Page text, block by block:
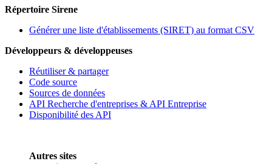
Répertoire Sirene
Générer une liste d'établissements (SIRET) au format CSV
Développeurs & développeuses
Réutiliser & partager
Code source
Sources de données
API Recherche d'entreprises & API Entreprise
Disponibilité des API
Autres sites